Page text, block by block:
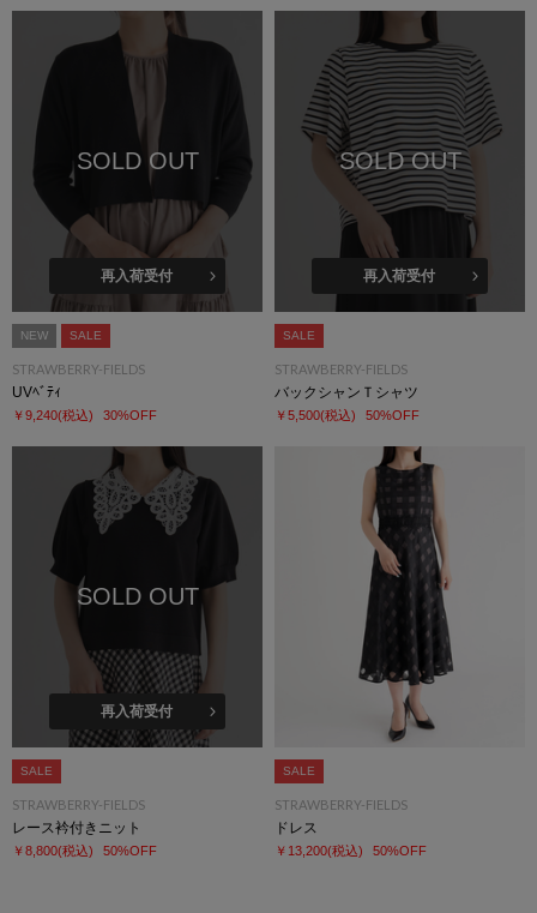
SOLD OUT
再入荷受付
NEW SALE
STRAWBERRY-FIELDS
UVﾍﾞﾃｨ
￥9,240(税込) 30%OFF
SOLD OUT
再入荷受付
SALE
STRAWBERRY-FIELDS
バックシャンＴシャツ
￥5,500(税込) 50%OFF
SOLD OUT
再入荷受付
SALE
STRAWBERRY-FIELDS
レース衿付きニット
￥8,800(税込) 50%OFF
SALE
STRAWBERRY-FIELDS
ドレス
￥13,200(税込) 50%OFF